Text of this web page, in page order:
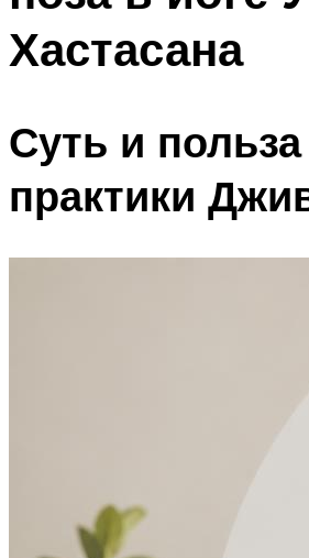
Хастасана
Суть и польза
практики